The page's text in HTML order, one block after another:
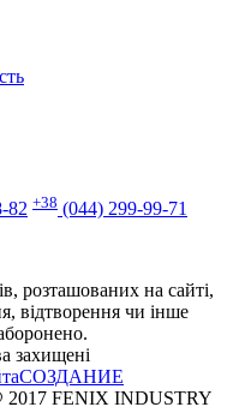
82 +38 (044) 299-99-71
розташованих на сайті,
відтворення чи інше
захищені
СОЗДАНИЕ
2017 FENIX INDUSTRY